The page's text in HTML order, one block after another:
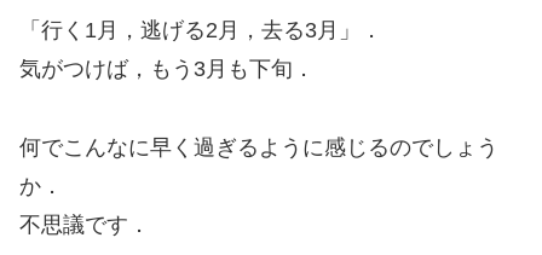
「行く1月，逃げる2月，去る3月」．
気がつけば，もう3月も下旬．
何でこんなに早く過ぎるように感じるのでしょう
か．
不思議です．